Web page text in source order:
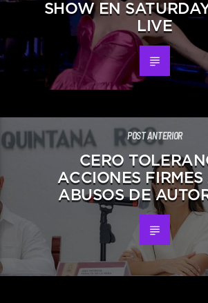
SHOW EN
LIVE
POST ANTERIOR
CERO
ACCIONES
ABUSOS DE